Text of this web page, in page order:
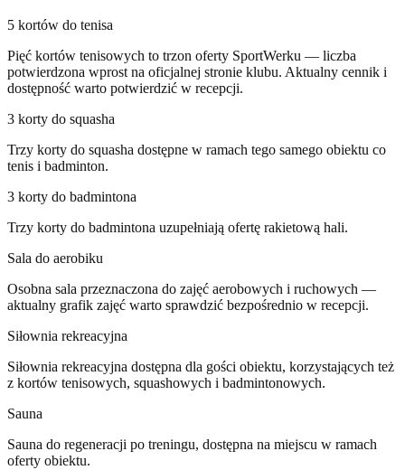
5 kortów do tenisa
Pięć kortów tenisowych to trzon oferty SportWerku — liczba
potwierdzona wprost na oficjalnej stronie klubu. Aktualny cennik i
dostępność warto potwierdzić w recepcji.
3 korty do squasha
Trzy korty do squasha dostępne w ramach tego samego obiektu co
tenis i badminton.
3 korty do badmintona
Trzy korty do badmintona uzupełniają ofertę rakietową hali.
Sala do aerobiku
Osobna sala przeznaczona do zajęć aerobowych i ruchowych —
aktualny grafik zajęć warto sprawdzić bezpośrednio w recepcji.
Siłownia rekreacyjna
Siłownia rekreacyjna dostępna dla gości obiektu, korzystających też
z kortów tenisowych, squashowych i badmintonowych.
Sauna
Sauna do regeneracji po treningu, dostępna na miejscu w ramach
oferty obiektu.